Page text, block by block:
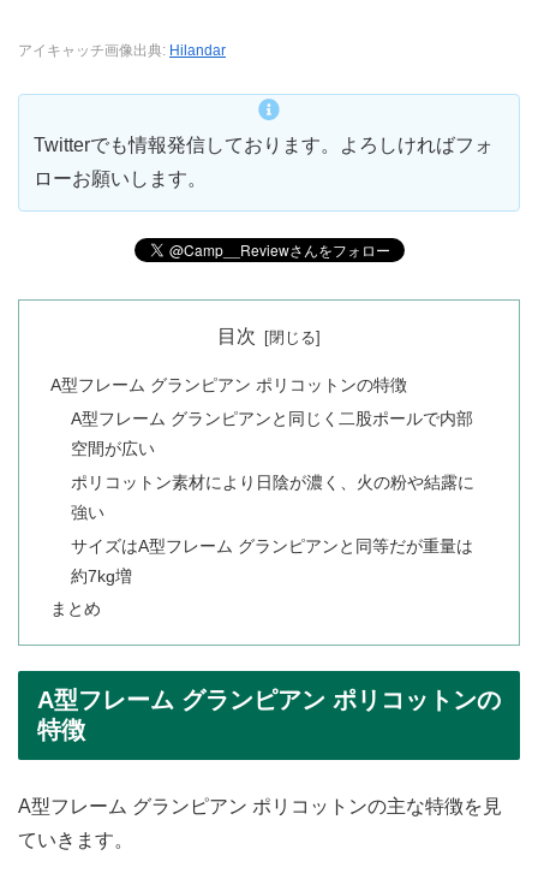
アイキャッチ画像出典: Hilandar
Twitterでも情報発信しております。よろしければフォ
ローお願いします。
目次
A型フレーム グランピアン ポリコットンの特徴
A型フレーム グランピアンと同じく二股ポールで内部
空間が広い
ポリコットン素材により日陰が濃く、火の粉や結露に
強い
サイズはA型フレーム グランピアンと同等だが重量は
約7kg増
まとめ
A型フレーム グランピアン ポリコットンの
特徴
A型フレーム グランピアン ポリコットンの主な特徴を見
ていきます。